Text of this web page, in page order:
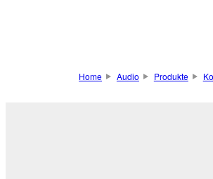
Home Audio Produkte